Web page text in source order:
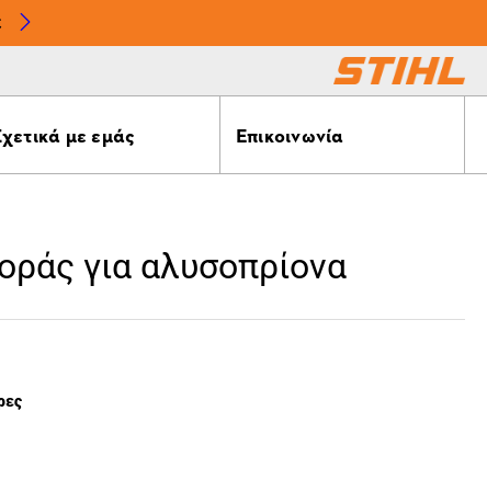
με εμάς Επικοινωνία
για αλυσοπρίονα